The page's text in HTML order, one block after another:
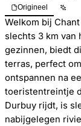
Origineel
Welkom bij
slechts 3 km van
gezinnen, biedt
terras, perfect
ontspannen na
toeristentreintje
Durbuy rijdt, is
nabijgelegen